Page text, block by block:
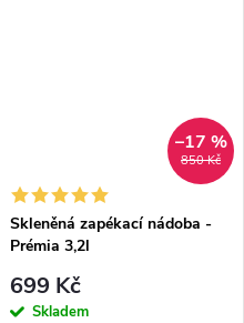
850 Kč
–17 %
Skleněná zapékací nádoba -
Prémia 3,2l
699 Kč
Skladem